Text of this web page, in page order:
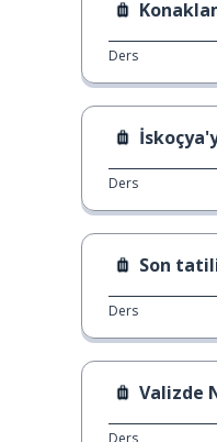
Ders
Ders
Son
Ders
Valizde
Ders